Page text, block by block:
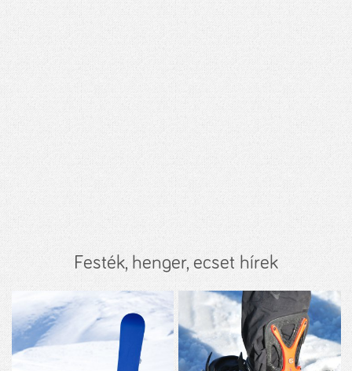
Festék, henger, ecset hírek